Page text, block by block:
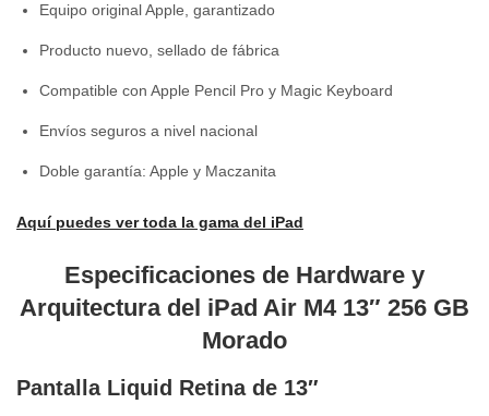
Equipo original Apple, garantizado
Producto nuevo, sellado de fábrica
Compatible con Apple Pencil Pro y Magic Keyboard
Envíos seguros a nivel nacional
Doble garantía: Apple y Maczanita
Aquí puedes ver toda la gama del iPad
Especificaciones de Hardware y
Arquitectura del iPad Air M4 13″ 256 GB
Morado
Pantalla Liquid Retina de 13″